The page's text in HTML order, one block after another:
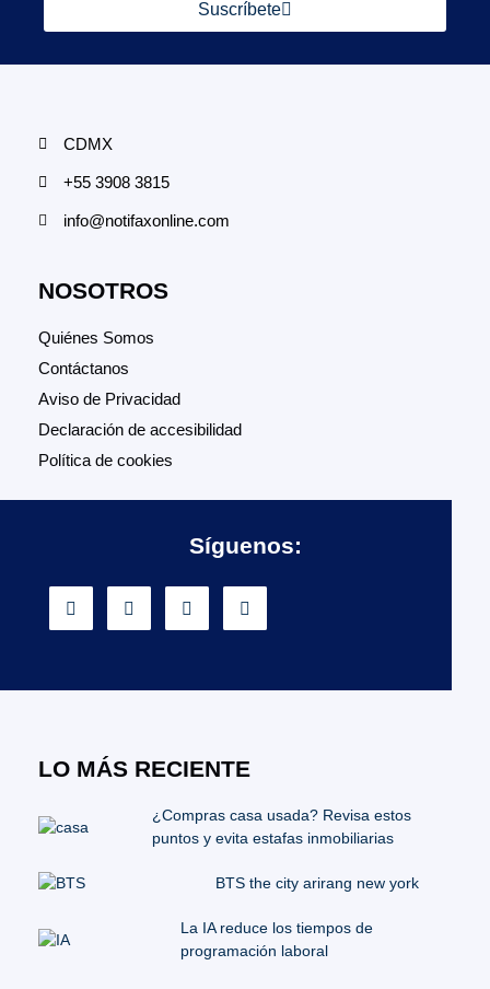
Suscríbete
CDMX
+55 3908 3815
info@notifaxonline.com
NOSOTROS
Quiénes Somos
Contáctanos
Aviso de Privacidad
Declaración de accesibilidad
Política de cookies
Síguenos:
LO MÁS RECIENTE
¿Compras casa usada? Revisa estos
puntos y evita estafas inmobiliarias
BTS the city arirang new york
La IA reduce los tiempos de
programación laboral